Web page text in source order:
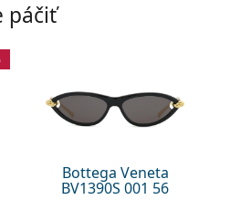
páčiť
Bottega Veneta
BV1390S 001 56